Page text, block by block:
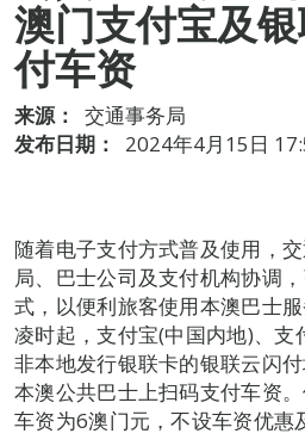
澳门支付宝及
付车资
来源：
交通事务局
发布日期：
2024年4月15日
随着电子支付方式普及使用，
局、巴士公司及支付机构协调
式，以便利旅客使用本澳巴士
凌时起，支付宝(中国内地)、支
非本地发行银联卡的银联云闪
本澳公共巴士上扫码支付车资
车资为6澳门元，不设车资优惠